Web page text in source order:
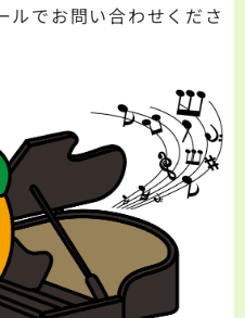
ルでお問い合わせくださ